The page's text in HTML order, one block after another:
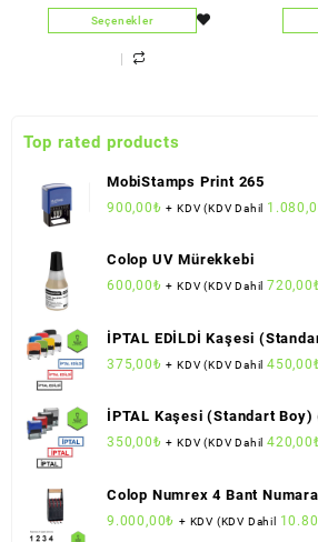
Seçenekler
Top rated products
MobiStamps Print 265
900,00₺ + KDV (KDV Dahil
Colop UV Mürekkebi
600,00₺ + KDV (KDV Dahil 720,00
İPTAL EDİLDİ Kaşesi
375,00₺ + KDV (KDV Dahil450,00
İPTAL Kaşesi (Standart Boy)
350,00₺ + KDV (KDV Dahil420,00
Colop Numrex 4 Bant
Boyu)
9.000,00₺ + KDV (KDV Dahil